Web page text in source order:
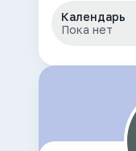
Календарь
Пока нет